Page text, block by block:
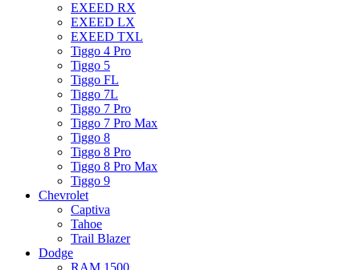
EXEED RX
EXEED LX
EXEED TXL
Tiggo 4 Pro
Tiggo 5
Tiggo FL
Tiggo 7L
Tiggo 7 Pro
Tiggo 7 Pro Max
Tiggo 8
Tiggo 8 Pro
Tiggo 8 Pro Max
Tiggo 9
Chevrolet
Captiva
Tahoe
Trail Blazer
Dodge
RAM 1500